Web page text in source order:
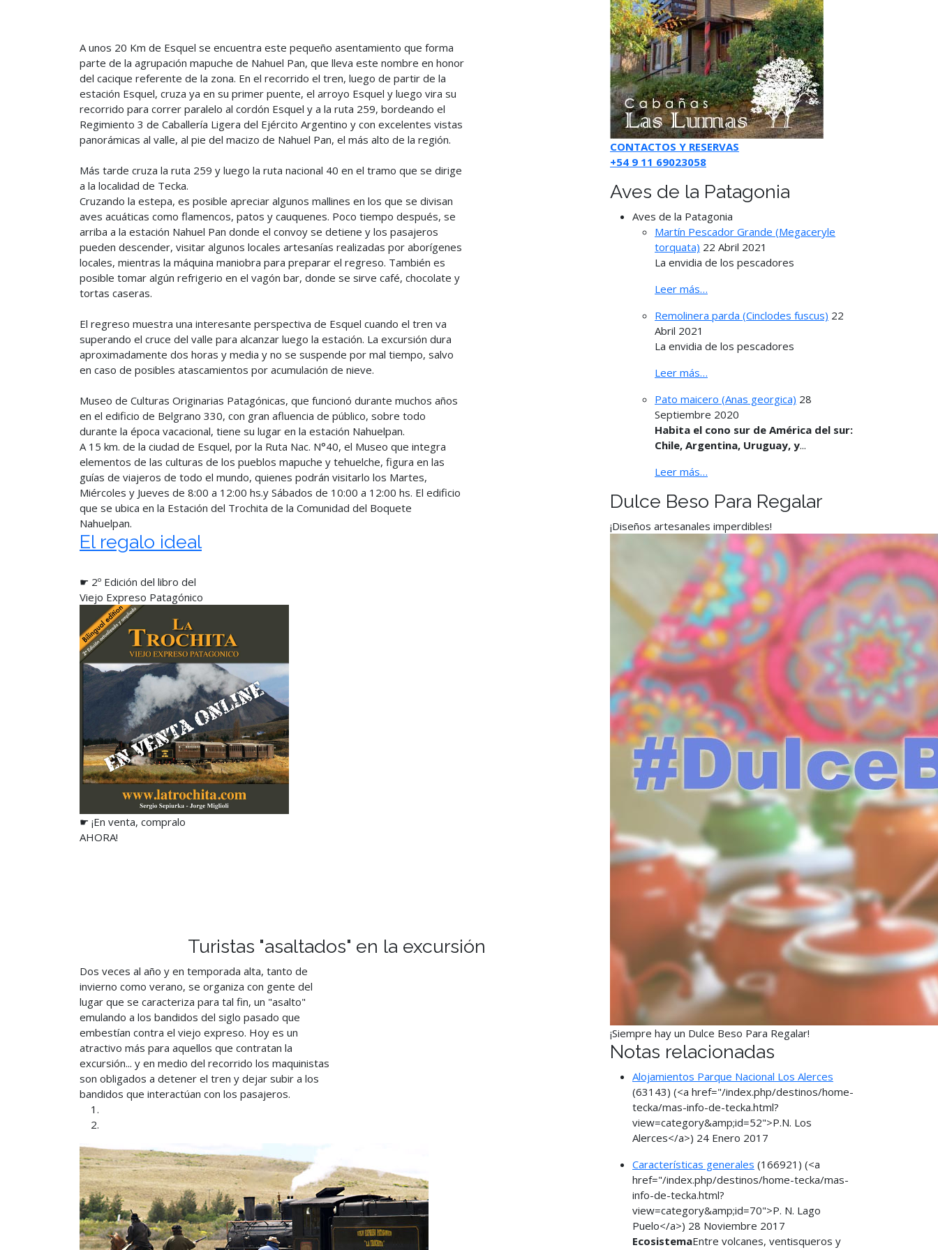
A unos 20 Km de Esquel se encuentra este pequeño asentamiento que forma
parte de la agrupación mapuche de Nahuel Pan, que lleva este nombre en honor
del cacique referente de la zona. En el recorrido el tren, luego de partir de la
estación Esquel, cruza ya en su primer puente, el arroyo Esquel y luego vira su
recorrido para correr paralelo al cordón Esquel y a la ruta 259, bordeando el
Regimiento 3 de Caballería Ligera del Ejército Argentino y con excelentes vistas
panorámicas al valle, al pie del macizo de Nahuel Pan, el más alto de la región.
Más tarde cruza la ruta 259 y luego la ruta nacional 40 en el tramo que se dirige
a la localidad de Tecka.
Cruzando la estepa, es posible apreciar algunos mallines en los que se divisan
aves acuáticas como flamencos, patos y cauquenes. Poco tiempo después, se
arriba a la estación Nahuel Pan donde el convoy se detiene y los pasajeros
pueden descender, visitar algunos locales artesanías realizadas por aborígenes
locales, mientras la máquina maniobra para preparar el regreso. También es
posible tomar algún refrigerio en el vagón bar, donde se sirve café, chocolate y
tortas caseras.
El regreso muestra una interesante perspectiva de Esquel cuando el tren va
superando el cruce del valle para alcanzar luego la estación. La excursión dura
aproximadamente dos horas y media y no se suspende por mal tiempo, salvo
en caso de posibles atascamientos por acumulación de nieve.
Museo de Culturas Originarias Patagónicas, que funcionó durante muchos años
en el edificio de Belgrano 330, con gran afluencia de público, sobre todo
durante la época vacacional, tiene su lugar en la estación Nahuelpan.
A 15 km. de la ciudad de Esquel, por la Ruta Nac. N°40, el Museo que integra
elementos de las culturas de los pueblos mapuche y tehuelche, figura en las
guías de viajeros de todo el mundo, quienes podrán visitarlo los Martes,
Miércoles y Jueves de 8:00 a 12:00 hs.y Sábados de 10:00 a 12:00 hs. El edificio
que se ubica en la Estación del Trochita de la Comunidad del Boquete
Nahuelpan.
El regalo ideal
☛ 2º Edición del libro del
Viejo Expreso Patagónico
☛ ¡En venta, compralo
AHORA!
Turistas "asaltados" en la excursión
Dos veces al año y en temporada alta, tanto de
invierno como verano, se organiza con gente del
lugar que se caracteriza para tal fin, un "asalto"
emulando a los bandidos del siglo pasado que
embestían contra el viejo expreso. Hoy es un
atractivo más para aquellos que contratan la
excursión... y en medio del recorrido los maquinistas
son obligados a detener el tren y dejar subir a los
bandidos que interactúan con los pasajeros.
CONTACTOS Y RESERVAS
+54 9 11 69023058
Aves de la Patagonia
Aves de la Patagonia
Martín Pescador Grande (Megaceryle
torquata) 22 Abril 2021
La envidia de los pescadores
Leer más…
Remolinera parda (Cinclodes fuscus) 22
Abril 2021
La envidia de los pescadores
Leer más…
Pato maicero (Anas georgica) 28
Septiembre 2020
Habita el cono sur de América del sur:
Chile, Argentina, Uruguay, y...
Leer más…
Dulce Beso Para Regalar
¡Diseños artesanales imperdibles!
¡Siempre hay un Dulce Beso Para Regalar!
Notas relacionadas
Alojamientos Parque Nacional Los Alerces
(63143) (<a href="/index.php/destinos/home-
tecka/mas-info-de-tecka.html?
view=category&amp;id=52">P.N. Los
Alerces</a>) 24 Enero 2017
Características generales (166921) (<a
href="/index.php/destinos/home-tecka/mas-
info-de-tecka.html?
view=category&amp;id=70">P. N. Lago
Puelo</a>) 28 Noviembre 2017
EcosistemaEntre volcanes, ventisqueros y